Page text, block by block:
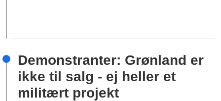
Demonstranter: Grønland er
ikke til salg - ej heller et
militært projekt